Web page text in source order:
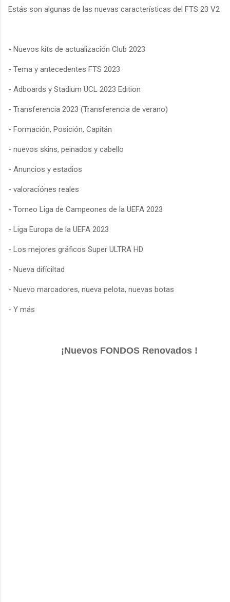
Estás son algunas de las nuevas características del FTS 23 V2
- Nuevos kits de actualización Club 2023
- Tema y antecedentes FTS 2023
- Adboards y Stadium UCL 2023 Edition
- Transferencia 2023 (Transferencia de verano)
- Formación, Posición, Capitán
- nuevos skins, peinados y cabello
- Anuncios y estadios
- valoraciónes reales
- Torneo Liga de Campeones de la UEFA 2023
- Liga Europa de la UEFA 2023
- Los mejores gráficos Super ULTRA HD
- Nueva difíciltad
- Nuevo marcadores, nueva pelota, nuevas botas
- Y más
¡Nuevos FONDOS Renovados !